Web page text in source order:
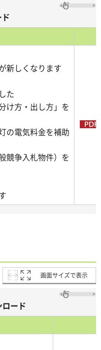
新しくなります
た
け方・出し方」を
の電気料金を補助
競争入札物件）を
画面サイズで表示
ード